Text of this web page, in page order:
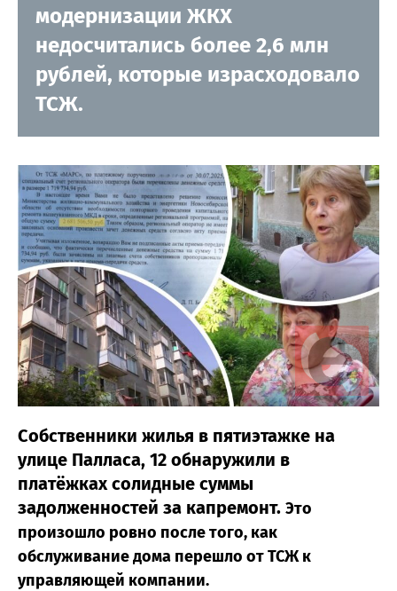
модернизации ЖКХ
недосчитались более 2,6 млн
рублей, которые израсходовало
ТСЖ.
Собственники жилья в пятиэтажке на
улице Палласа, 12 обнаружили в
платёжках солидные суммы
задолженностей за капремонт. Это
произошло ровно после того, как
обслуживание дома перешло от ТСЖ к
управляющей компании.